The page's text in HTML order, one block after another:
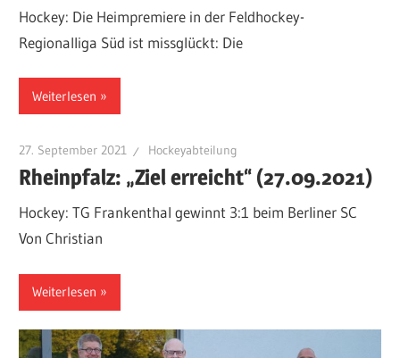
Hockey: Die Heimpremiere in der Feldhockey-
Regionalliga Süd ist missglückt: Die
Weiterlesen
27. September 2021 Hockeyabteilung
Rheinpfalz: „Ziel erreicht“ (27.09.2021)
Hockey: TG Frankenthal gewinnt 3:1 beim Berliner SC
Von Christian
Weiterlesen